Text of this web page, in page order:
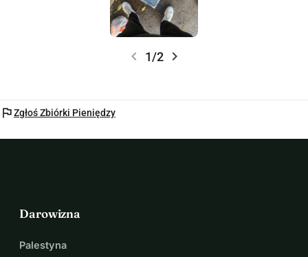
chevron_left 1/2 chevron_right
flagZgłoś Zbiórki Pieniędzy
Darowizna
Palestyna